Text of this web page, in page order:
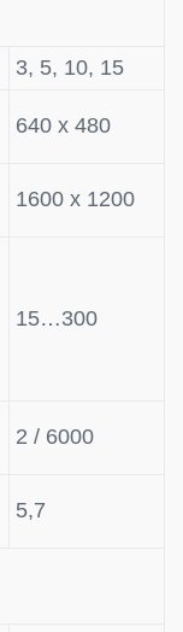
3, 5, 10, 15
640 x 480
1600 x 1200
15…300
2 / 6000
5,7